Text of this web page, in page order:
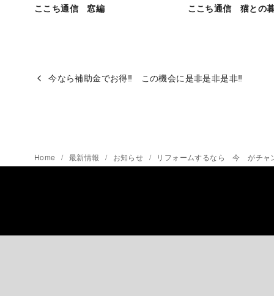
ここち通信 窓編 ここち通信 猫との
今なら補助金でお得‼ この機会に是非是非是非‼
Home 最新情報 お知らせ リフォームするなら 今 がチャ